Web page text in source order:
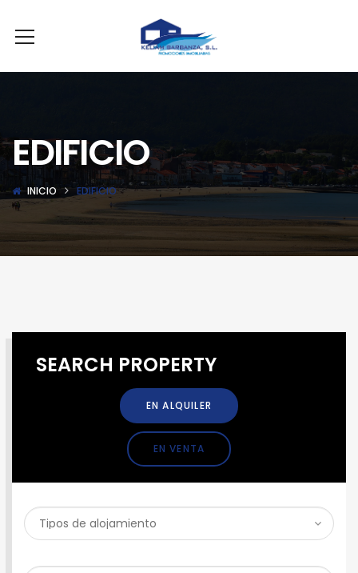
EDIFICIO
INICIO EDIFICIO
SEARCH PROPERTY
EN ALQUILER
EN VENTA